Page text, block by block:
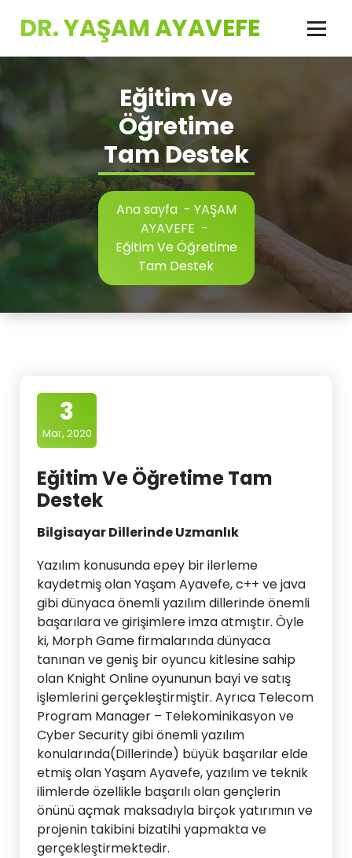
DR. YAŞAM AYAVEFE
Eğitim Ve
Öğretime
Tam Destek
Ana sayfa- YAŞAM
AYAVEFE -
Eğitim Ve Öğretime
Tam Destek
3
Mar, 2020
Eğitim Ve Öğretime Tam
Destek
Bilgisayar Dillerinde Uzmanlık
Yazılım konusunda epey bir ilerleme
kaydetmiş olan Yaşam Ayavefe, c++ ve java
gibi dünyaca önemli yazılım dillerinde önemli
başarılara ve girişimlere imza atmıştır. Öyle
ki, Morph Game firmalarında dünyaca
tanınan ve geniş bir oyuncu kitlesine sahip
olan Knight Online oyununun bayi ve satış
işlemlerini gerçekleştirmiştir. Ayrıca Telecom
Program Manager – Telekominikasyon ve
Cyber Security gibi önemli yazılım
konularında(Dillerinde) büyük başarılar elde
etmiş olan Yaşam Ayavefe, yazılım ve teknik
ilimlerde özellikle başarılı olan gençlerin
önünü açmak maksadıyla birçok yatırımın ve
projenin takibini bizatihi yapmakta ve
gerçekleştirmektedir.